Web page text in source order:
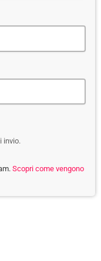
invio.
Scopri come vengono